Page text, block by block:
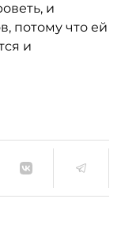
и
потому что ей
и